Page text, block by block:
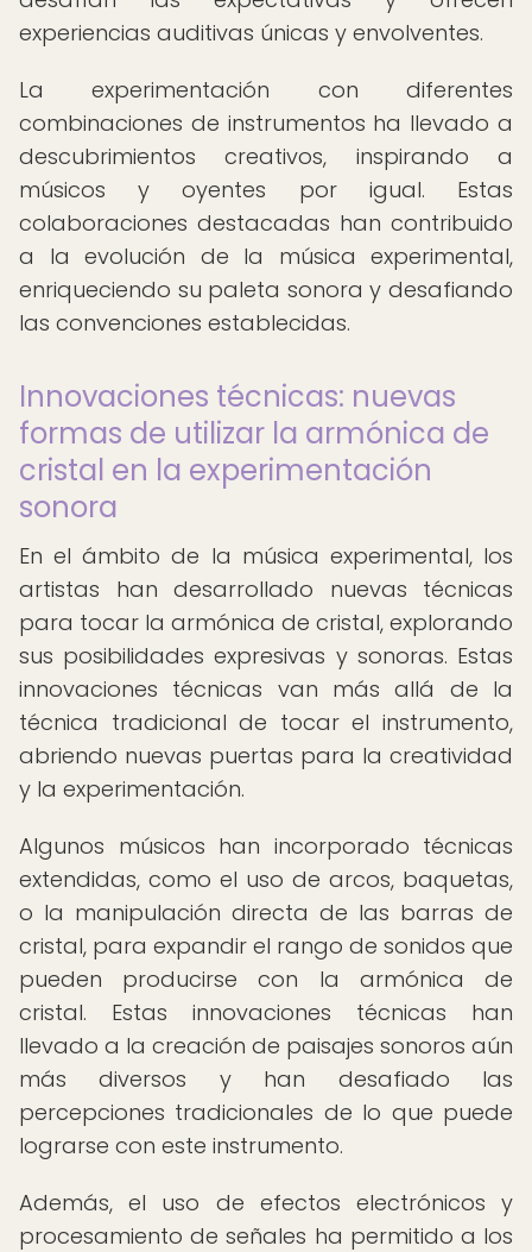
experiencias auditivas únicas y envolventes.
La experimentación con diferentes
combinaciones de instrumentos ha llevado a
descubrimientos creativos, inspirando a
músicos y oyentes por igual. Estas
colaboraciones destacadas han contribuido
a la evolución de la música experimental,
enriqueciendo su paleta sonora y desafiando
las convenciones establecidas.
Innovaciones técnicas: nuevas
formas de utilizar la armónica de
cristal en la experimentación
sonora
En el ámbito de la música experimental, los
artistas han desarrollado nuevas técnicas
para tocar la armónica de cristal, explorando
sus posibilidades expresivas y sonoras. Estas
innovaciones técnicas van más allá de la
técnica tradicional de tocar el instrumento,
abriendo nuevas puertas para la creatividad
y la experimentación.
Algunos músicos han incorporado técnicas
extendidas, como el uso de arcos, baquetas,
o la manipulación directa de las barras de
cristal, para expandir el rango de sonidos que
pueden producirse con la armónica de
cristal. Estas innovaciones técnicas han
llevado a la creación de paisajes sonoros aún
más diversos y han desafiado las
percepciones tradicionales de lo que puede
lograrse con este instrumento.
Además, el uso de efectos electrónicos y
procesamiento de señales ha permitido a los